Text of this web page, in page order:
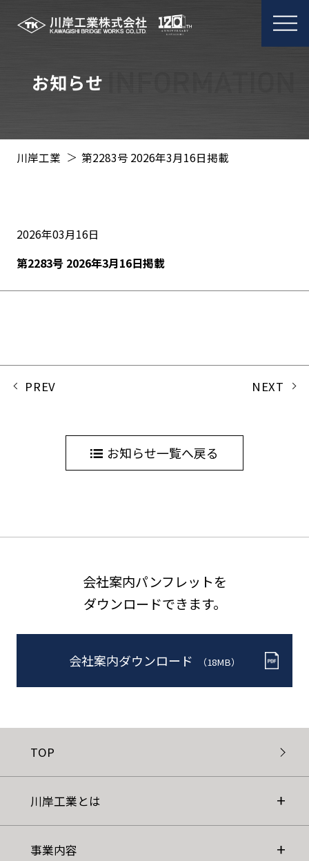
メ
お知らせ
川岸工業 第2283号 2026年3月16日掲載
2026年03月16日
第2283号 2026年3月16日掲載
PREV NEXT
お知らせ一覧へ戻る
会社案内パンフレットを
ダウンロードできます。
会社案内ダウンロード （18MB）
TOP
川岸工業とは
事業内容